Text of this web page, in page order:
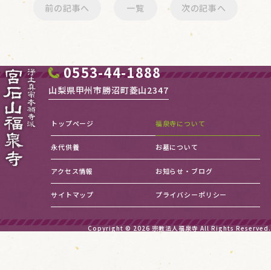
前の記事へ 一覧 次の記事へ
0553-44-1888
山梨県甲州市勝沼町菱山2347
トップページ 福泉寺について
永代供養 お墓について
アクセス情報 お知らせ・ブログ
サイトマップ プライバシーポリシー
Copyright © 2026宗教法人福泉寺All Rights Reserved.